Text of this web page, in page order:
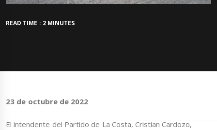
READ TIME : 2 MINUTES
23 de octubre de 2022
El intendente del Partido de La Costa, Cristian Cardozo,